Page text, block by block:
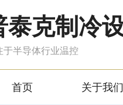
泰克制冷
于半导体行业温控
首页 关于我们